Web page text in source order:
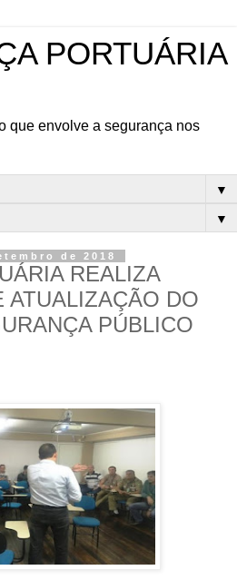
PORTUÁRIA
que envolve a segurança nos
▼
▼
de 2018
REALIZA
ATUALIZAÇÃO DO
PÚBLICO